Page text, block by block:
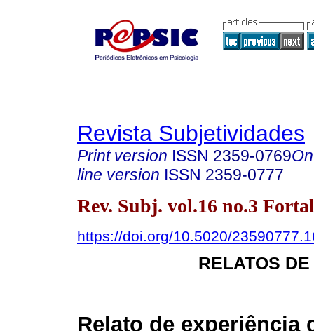
Revista Subjetividades
Print version ISSN 2359-0769
line version ISSN 2359-0777
Rev. Subj. vol.16 no.3
https://doi.org/10.5020/
RELATOS
Relato de experiência